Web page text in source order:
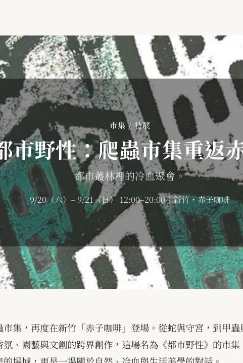
市集 / 特展
市野性：爬蟲市集重返
都市叢林裡的冷血聚會。
9/20（六）– 9/21（日） 12:00–20:00｜新竹・赤子咖啡
市集，再度在新竹「赤子咖啡」登場。從蛇與守宮，到甲
氛、園藝與文創的跨界創作，這場名為《都市野性》的市